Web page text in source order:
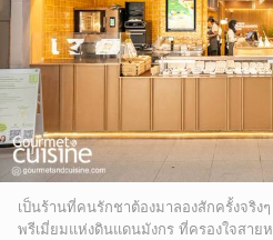
เป็นร้านที่คนรักชาต้องมาลองสักครั้งจริง
พรีเมี่ยมแห่งดินแดนมังกร ที่ครองใจสาย